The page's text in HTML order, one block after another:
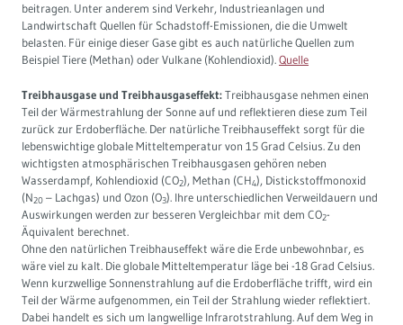
beitragen. Unter anderem sind Verkehr, Industrieanlagen und
Landwirtschaft Quellen für Schadstoff-Emissionen, die die Umwelt
belasten. Für einige dieser Gase gibt es auch natürliche Quellen zum
Beispiel Tiere (Methan) oder Vulkane (Kohlendioxid).Quelle
Treibhausgase und Treibhausgaseffekt:Treibhausgase nehmen einen
Teil der Wärmestrahlung der Sonne auf und reflektieren diese zum Teil
zurück zur Erdoberfläche. Der natürliche Treibhauseffekt sorgt für die
lebenswichtige globale Mitteltemperatur von 15 Grad Celsius. Zu den
wichtigsten atmosphärischen Treibhausgasen gehören neben
Wasserdampf, Kohlendioxid (CO2), Methan (CH4), Distickstoffmonoxid
(N20 – Lachgas) und Ozon (O3). Ihre unterschiedlichen Verweildauern und
Auswirkungen werden zur besseren Vergleichbar mit dem CO2-
Äquivalent berechnet.
Ohne den natürlichen Treibhauseffekt wäre die Erde unbewohnbar, es
wäre viel zu kalt. Die globale Mitteltemperatur läge bei -18 Grad Celsius.
Wenn kurzwellige Sonnenstrahlung auf die Erdoberfläche trifft, wird ein
Teil der Wärme aufgenommen, ein Teil der Strahlung wieder reflektiert.
Dabei handelt es sich um langwellige Infrarotstrahlung. Auf dem Weg in